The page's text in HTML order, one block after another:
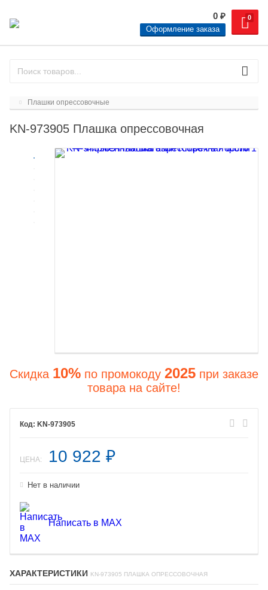
0
0 ₽
Оформление заказа
Плашки опрессовочные
KN-973905 Плашка опрессовочная
Скидка 10% по промокоду 2025 при заказе
товара на сайте!
KN-973905
ЦЕНА: 10 922 ₽
Нет в наличии
Написать в MAX
ХАРАКТЕРИСТИКИ KN-973905 ПЛАШКА ОПРЕССОВОЧНАЯ